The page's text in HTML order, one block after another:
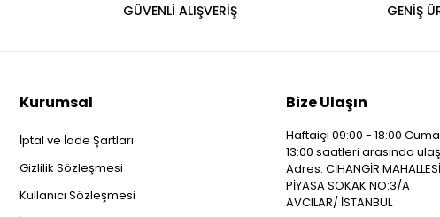
GÜVENLİ ALIŞVERİŞ GENİŞ
Kurumsal
İptal ve İade Şartları
Gizlilik Sözleşmesi
Kullanıcı Sözleşmesi
Bize Ulaşın
Haftaiçi 09:00 - 18:00
13:00 saatleri arasında
Adres: CİHANGİR
PİYASA SOKAK NO:3/A
AVCILAR/ İSTANBUL